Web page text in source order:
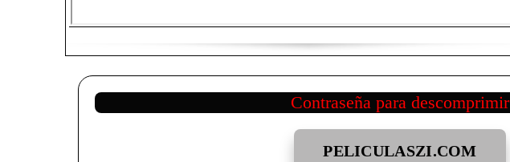
Contraseña para descomprimir
PELICULASZI.COM